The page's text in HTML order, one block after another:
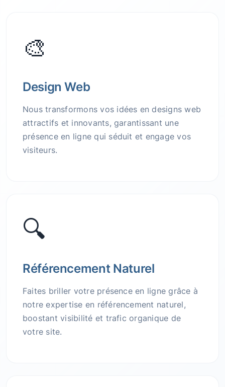
🎨
Design Web
Nous transformons vos idées en designs web
attractifs et innovants, garantissant une
présence en ligne qui séduit et engage vos
visiteurs.
🔍
Référencement Naturel
Faites briller votre présence en ligne grâce à
notre expertise en référencement naturel,
boostant visibilité et trafic organique de
votre site.